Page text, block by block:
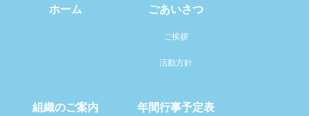
ホーム ごあいさつ
ご挨拶
活動方針
組織のご案内 年間行事予定表